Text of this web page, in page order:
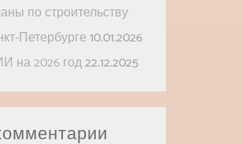
по строительству
Петербурге10.01.2026
на 2026 год22.12.2025